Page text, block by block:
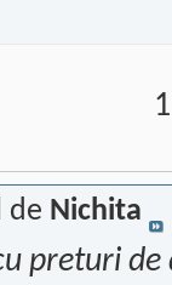
de Nichita
preturi